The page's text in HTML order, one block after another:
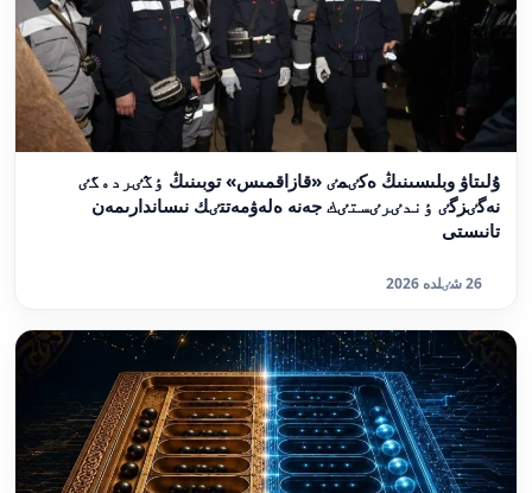
ۇلىتاۋ وبلىسىنىڭ ەكٸمٸ «قازاقمىس» توبىنىڭ ٶڭٸردەگٸ
نەگٸزگٸ ٶندٸرٸستٸك جەنە ەلەۋمەتتٸك نىساندارىمەن
تانىستى
26 شٸلدە 2026